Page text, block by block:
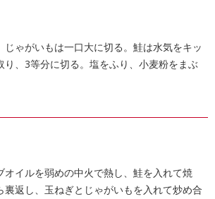
じゃがいもは一口大に切る。鮭は水気をキッ
り、3等分に切る。塩をふり、小麦粉をまぶ
オイルを弱めの中火で熱し、鮭を入れて焼
裏返し、玉ねぎとじゃがいもを入れて炒め合